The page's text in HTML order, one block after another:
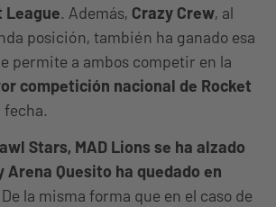
League. Además, Crazy Crew, al
posición, también ha ganado esa
permite a ambos competir en la
competición nacional de Rocket
fecha.
Stars, MAD Lions se ha alzado
Quesito ha quedado en
la misma forma que en el caso de